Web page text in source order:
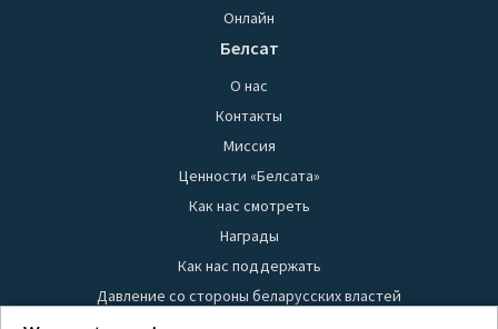
Онлайн
Белсат
О нас
Контакты
Миссия
Ценности «Белсата»
Как нас смотреть
Награды
Как нас поддержать
Давление со стороны беларусских властей